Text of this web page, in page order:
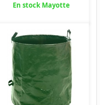
En stock Mayotte